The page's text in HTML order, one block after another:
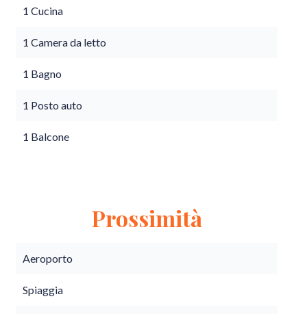
1 Cucina
1 Camera da letto
1 Bagno
1 Posto auto
1 Balcone
Prossimità
Aeroporto
Spiaggia